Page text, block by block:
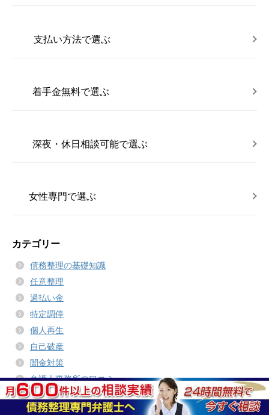
支払い方法で選ぶ
着手金無料で選ぶ
深夜・休日相談可能で選ぶ
女性専門で選ぶ
カテゴリー
債務整理の基礎知識
任意整理
過払い金
特定調停
個人再生
自己破産
闇金対策
弁護士事務所の口コミ
消費者金融の対応
借金コラム